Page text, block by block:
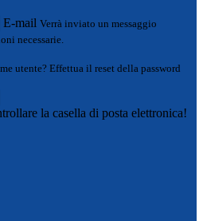
E-mail Verrà inviato un messaggio
necessarie.
utente? Effettua il reset della password
la casella di posta elettronica!